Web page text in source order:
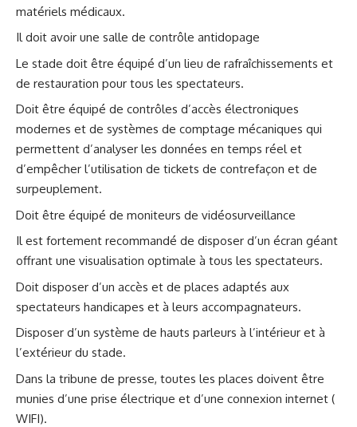
matériels médicaux.
Il doit avoir une salle de contrôle antidopage
Le stade doit être équipé d’un lieu de rafraîchissements et
de restauration pour tous les spectateurs.
Doit être équipé de contrôles d’accès électroniques
modernes et de systèmes de comptage mécaniques qui
permettent d’analyser les données en temps réel et
d’empêcher l’utilisation de tickets de contrefaçon et de
surpeuplement.
Doit être équipé de moniteurs de vidéosurveillance
Il est fortement recommandé de disposer d’un écran géant
offrant une visualisation optimale à tous les spectateurs.
Doit disposer d’un accès et de places adaptés aux
spectateurs handicapes et à leurs accompagnateurs.
Disposer d’un système de hauts parleurs à l’intérieur et à
l’extérieur du stade.
Dans la tribune de presse, toutes les places doivent être
munies d’une prise électrique et d’une connexion internet (
WIFI).